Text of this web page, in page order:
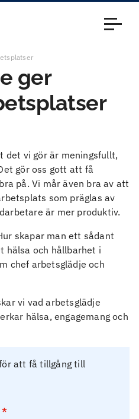
ger
det vi gör är meningsfullt,
gör oss gott att få
på. Vi mår även bra av att
som präglas av
är mer produktiv.
skapar man ett sådant
hälsa och hållbarhet i
chef arbetsglädje och
vi vad arbetsglädje
hälsa, engagemang och
att få tillgång till